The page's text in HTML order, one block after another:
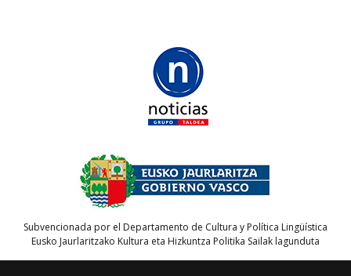
Subvencionada por el Departamento de Cultura y Política Lingüística
Eusko Jaurlaritzako Kultura eta Hizkuntza Politika Sailak lagunduta